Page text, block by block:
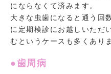
にならなくて済みます。
大きな虫歯になると通う回
に定期検診にお越しいただ
むというケースも多くあり
●歯周病